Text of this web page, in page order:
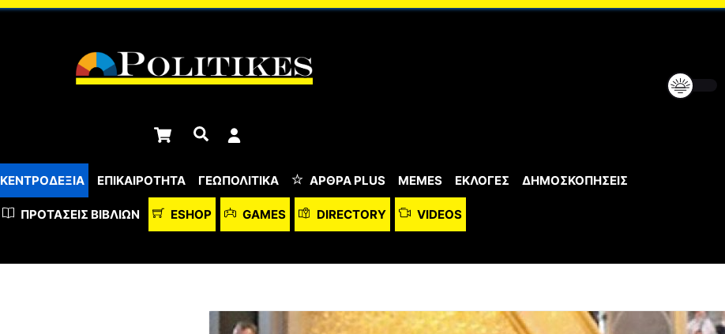
Cart Αναζήτηση
ΚΕΝΤΡΟΔΕΞΙΑ ΕΠΙΚΑΙΡΟΤΗΤΑ ΓΕΩΠΟΛΙΤΙΚΑ ΆΡΘΡΑ PLUS MEMES ΕΚΛΟΓΕΣ ΔΗΜΟΣΚΟΠΗΣΕΙΣ
ΠΡΟΤΆΣΕΙΣ ΒΙΒΛΊΩΝ ESHOP GAMES DIRECTORY VIDEOS